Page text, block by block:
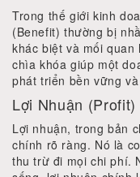
Trong thế giới kinh
(Benefit) thường bị
khác biệt và mối
chìa khóa giúp một
phát triển bền vững
Lợi Nhuận
Lợi nhuận, trong bản
chính rõ ràng. Nó là
thu trừ đi mọi chi phí.